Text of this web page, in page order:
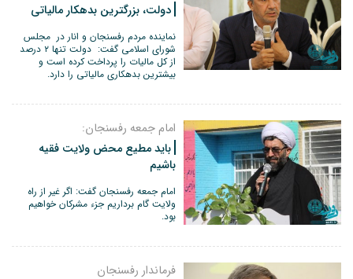
دولت، بزرگترین بدهکار مالیاتی
نماینده مردم رفسنجان و انار در مجلس
شورای اسلامی گفت: دولت تنها ۲ درصد
از کل مالیات را پرداخت کرده است و
بیشترین بدهکاری مالیاتی را دارد.
امام جمعه رفسنجان:
باید مطیع محض ولایت فقیه
باشیم
امام جمعه رفسنجان گفت: اگر غیر از راه
ولایت گام برداریم جزء مشرکان خواهیم
بود.
فرماندار رفسنجان